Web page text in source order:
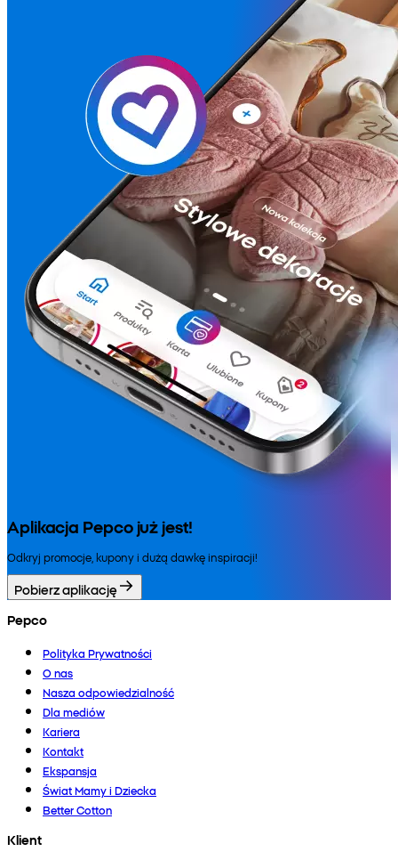
Aplikacja Pepco już jest!
Odkryj promocje, kupony i dużą dawkę inspiracji!
Pobierz aplikację
Pepco
Polityka Prywatności
O nas
Nasza odpowiedzialność
Dla mediów
Kariera
Kontakt
Ekspansja
Świat Mamy i Dziecka
Better Cotton
Klient